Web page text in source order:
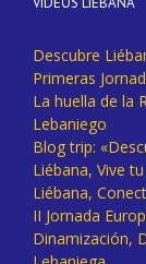
Descubre
Primeras
La huella de la
Lebaniego
Blog trip:
Liébana, Vive
Liébana,
II Jornada
Dinamización,